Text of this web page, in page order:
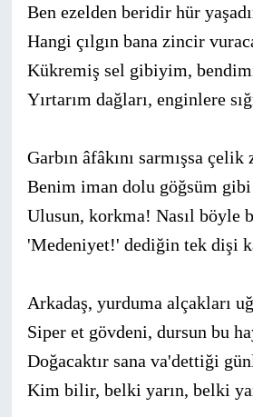
Ben ezelden beridir hür
Hangi çılgın bana zincir
Kükremiş sel gibiyim,
Yırtarım dağları, enginlere
Garbın âfâkını sarmışsa çelik
Benim iman dolu göğsüm
Ulusun, korkma! Nasıl böyle
'Medeniyet!' dediğin tek dişi
Arkadaş, yurduma alçakları
Siper et gövdeni, dursun bu
Doğacaktır sana va'dettiği
Kim bilir, belki yarın, belki